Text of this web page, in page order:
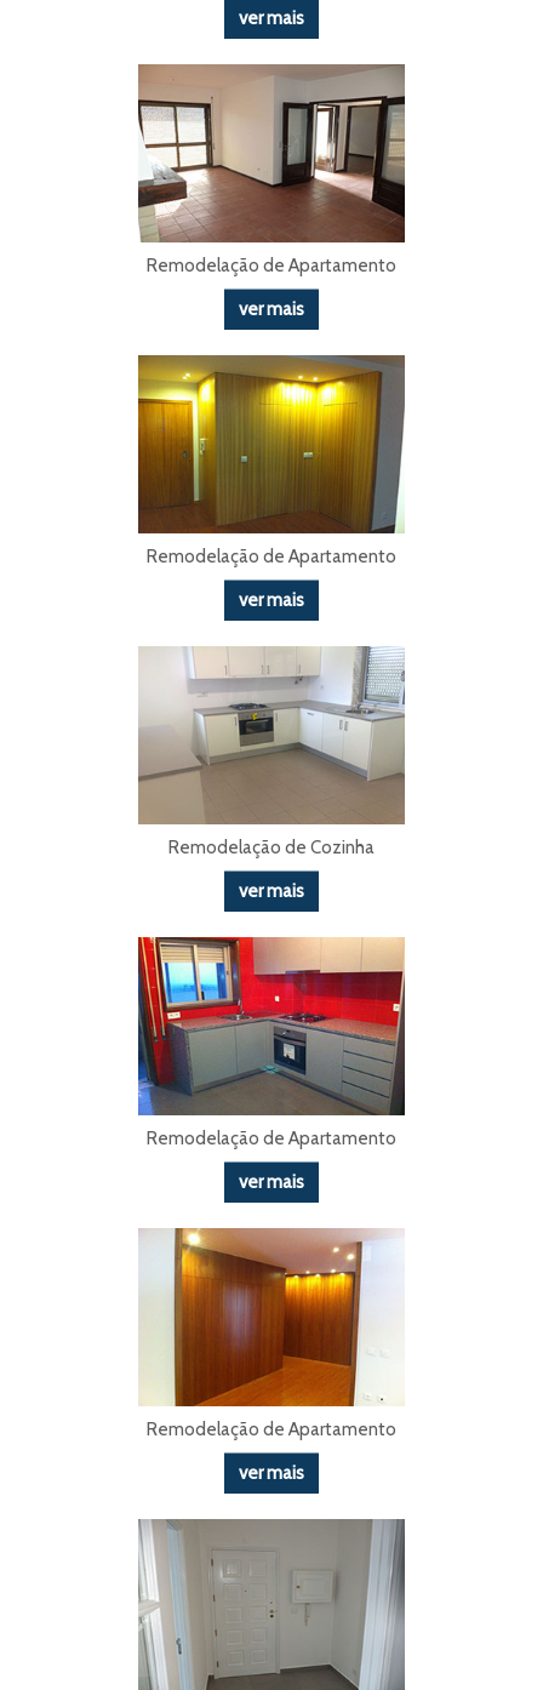
ver mais
Remodelação de Apartamento
ver mais
Remodelação de Apartamento
ver mais
Remodelação de Cozinha
ver mais
Remodelação de Apartamento
ver mais
Remodelação de Apartamento
ver mais